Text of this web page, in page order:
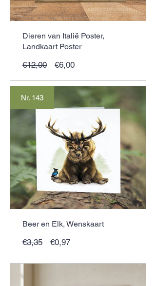
Dieren van Italië Poster,
Landkaart Poster
€12,00
Normale
€6,00Verkoopprijs
Nr. 143
Beer en Elk, Wenskaart
€3,35
Normale
€0,97Verkoopprijs